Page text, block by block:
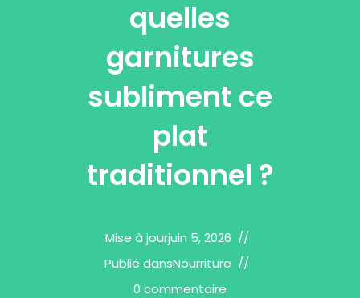
quelles
garnitures
subliment ce
plat
traditionnel ?
Mise à jourjuin 5, 2026
Publié dansNourriture
0 commentaire